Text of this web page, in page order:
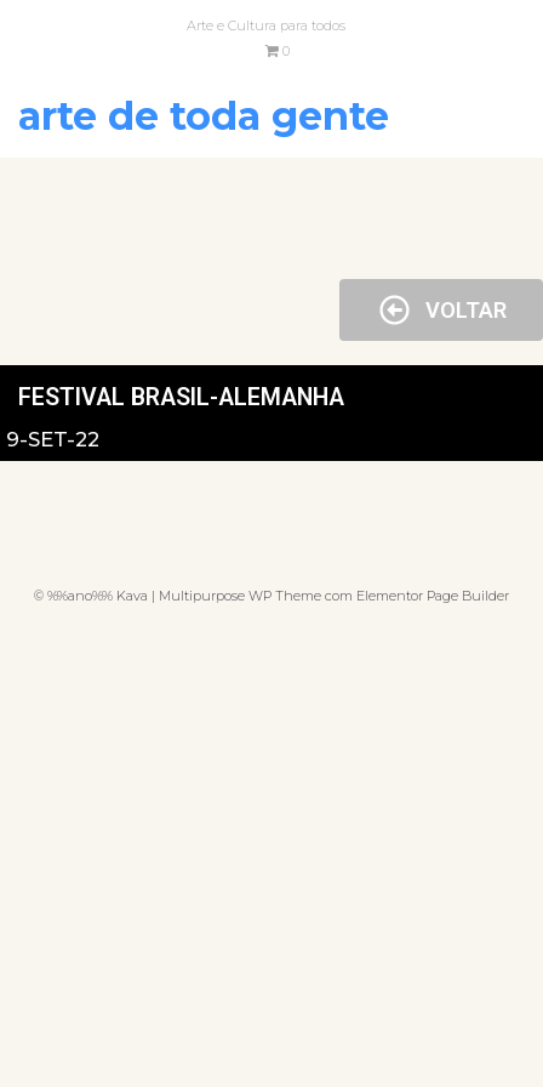
Arte e Cultura para todos
0
arte de toda gente
VOLTAR
FESTIVAL BRASIL-ALEMANHA
9-SET-22
© %%ano%% Kava | Multipurpose WP Theme com Elementor Page Builder